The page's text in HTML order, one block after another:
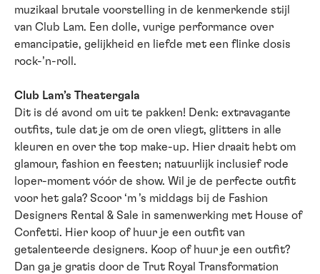
muzikaal brutale voorstelling in de kenmerkende stijl
van Club Lam. Een dolle, vurige performance over
emancipatie, gelijkheid en liefde met een flinke dosis
rock-’n-roll.
Club Lam’s Theatergala
Dit is dé avond om uit te pakken! Denk: extravagante
outfits, tule dat je om de oren vliegt, glitters in alle
kleuren en over the top make-up. Hier draait hebt om
glamour, fashion en feesten; natuurlijk inclusief rode
loper-moment vóór de show. Wil je de perfecte outfit
voor het gala? Scoor ‘m ’s middags bij de Fashion
Designers Rental & Sale in samenwerking met House of
Confetti. Hier koop of huur je een outfit van
getalenteerde designers. Koop of huur je een outfit?
Dan ga je gratis door de Trut Royal Transformation